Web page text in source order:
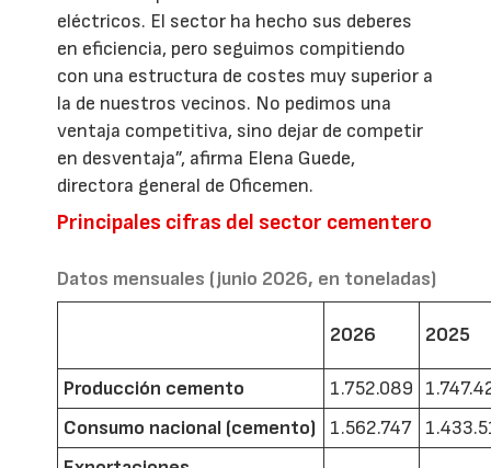
eléctricos. El sector ha hecho sus deberes
en eficiencia, pero seguimos compitiendo
con una estructura de costes muy superior a
la de nuestros vecinos. No pedimos una
ventaja competitiva, sino dejar de competir
en desventaja”, afirma Elena Guede,
directora general de Oficemen.
Principales cifras del sector cementero
Datos mensuales (junio 2026, en toneladas)
2026 2025
Producción cemento 1.752.089
Consumo nacional (cemento)
1.562.747